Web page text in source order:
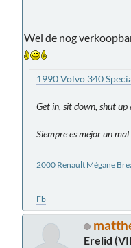
Wel de nog
1990 Volvo 340
Get in, sit down, shut up
Siempre es mejor un
2000 Renault Mégane
Fb
Erelid